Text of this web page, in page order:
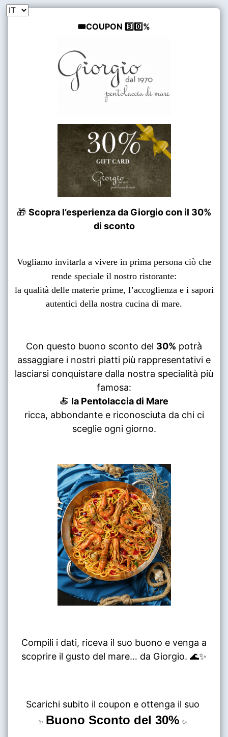
🎟️COUPON 3️⃣0️⃣%
🎁 Scopra l’esperienza da Giorgio con il 30%
di sconto
Vogliamo invitarla a vivere in prima persona ciò che
rende speciale il nostro ristorante:
la qualità delle materie prime, l’accoglienza e i sapori
autentici della nostra cucina di mare.
Con questo buono sconto del 30% potrà
assaggiare i nostri piatti più rappresentativi e
lasciarsi conquistare dalla nostra specialità più
famosa:
🍝 la Pentolaccia di Mare
ricca, abbondante e riconosciuta da chi ci
sceglie ogni giorno.
Compili i dati, riceva il suo buono e venga a
scoprire il gusto del mare… da Giorgio. 🌊✨
Scarichi subito il coupon e ottenga il suo
✨ Buono Sconto del 30% ✨